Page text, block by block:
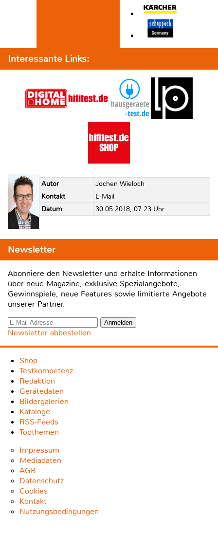
Interessante Links:
Autor
Jochen Wieloch
Kontakt
E-Mail
Datum
30.05.2018, 07:23 Uhr
Newsletter
Abonniere den Newsletter und erhalte Informationen
über neue Magazine, exklusive Spezialangebote,
Gewinnspiele, neue Features sowie limitierte Angebote
unserer Partner.
Newsletter abbestellen
Shop
Testkompetenz
Redaktion
Gerätedaten
Bildergalerien
Kataloge
RSS-Feeds
Topthemen
Impressum
Mediadaten
AGB
Datenschutz
Cookies
Kontakt
Nutzungsbedingungen